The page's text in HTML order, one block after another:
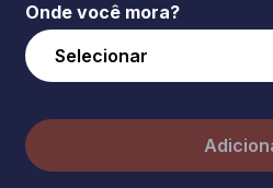
Onde você mora?